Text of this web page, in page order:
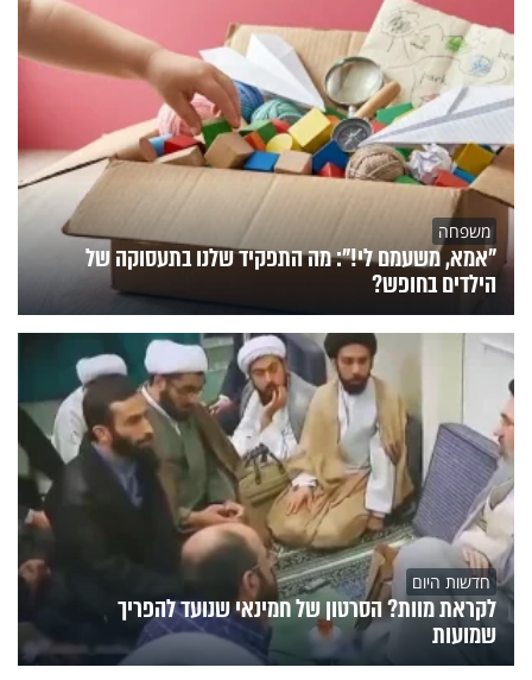
משפחה
"אמא, משעמם לי!": מה התפקיד שלנו בתעסוקה של
הילדים בחופש?
חדשות היום
לקראת מוות? הסרטון של חמינאי שנועד להפריך
שמועות